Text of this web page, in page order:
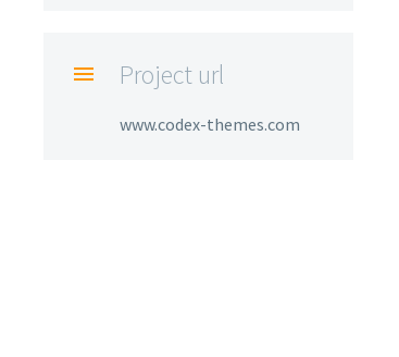
 Project url
www.codex-themes.com